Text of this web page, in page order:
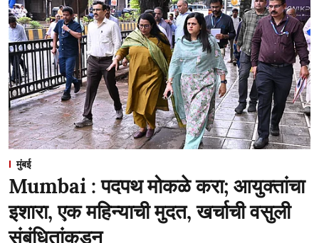
मुंबई
Mumbai : पदपथ मोकळे करा; आयुक्तांचा
इशारा, एक महिन्याची मुदत, खर्चाची वसुली
संबंधितांकडून